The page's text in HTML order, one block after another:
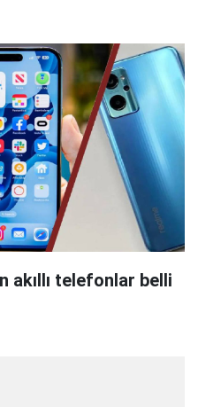
akıllı telefonlar belli